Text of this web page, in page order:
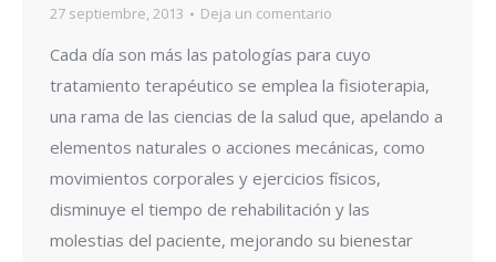
27 septiembre, 2013
Deja un comentario
Cada día son más las patologías para cuyo
tratamiento terapéutico se emplea la fisioterapia,
una rama de las ciencias de la salud que, apelando a
elementos naturales o acciones mecánicas, como
movimientos corporales y ejercicios físicos,
disminuye el tiempo de rehabilitación y las
molestias del paciente, mejorando su bienestar